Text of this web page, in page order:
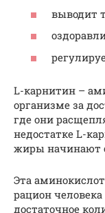
выводит
L-карнитин –
организме за
где они
недостатке L-
жиры начинают
Эта
рацион
достаточное